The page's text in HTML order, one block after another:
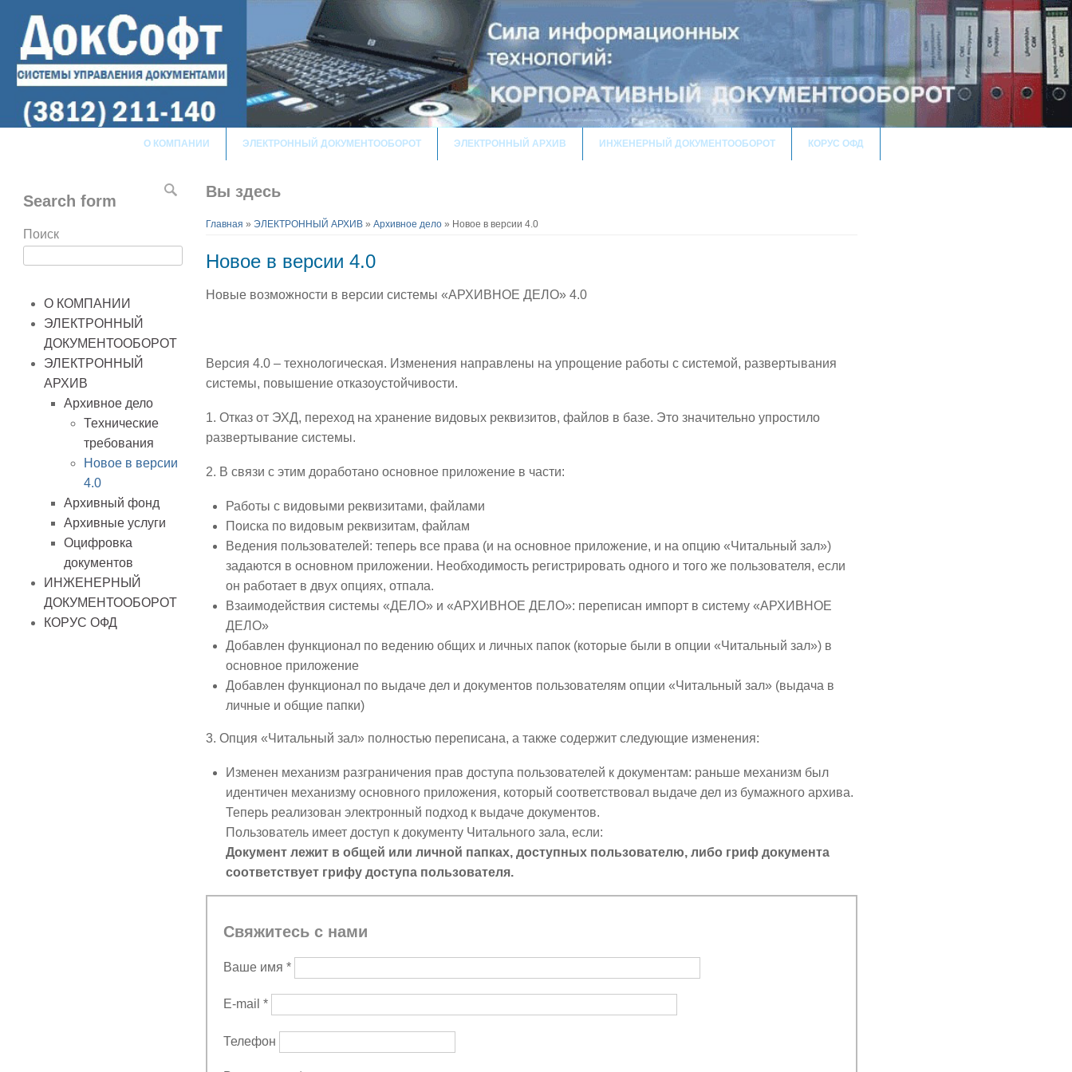
О КОМПАНИИ ЭЛЕКТРОННЫЙ ДОКУМЕНТООБОРОТ ЭЛЕКТРОННЫЙ АРХИВ ИНЖЕНЕРНЫЙ ДОКУМЕНТООБОРОТ КОРУС ОФД
Вы здесь
Главная »ЭЛЕКТРОННЫЙ АРХИВ »Архивное дело » Новое в версии 4.0
Новое в версии 4.0
Новые возможности в версии системы «АРХИВНОЕ ДЕЛО» 4.0
Версия 4.0 – технологическая. Изменения направлены на упрощение работы с системой, развертывания
системы, повышение отказоустойчивости.
1. Отказ от ЭХД, переход на хранение видовых реквизитов, файлов в базе. Это значительно упростило
развертывание системы.
2. В связи с этим доработано основное приложение в части:
Работы с видовыми реквизитами, файлами
Поиска по видовым реквизитам, файлам
Ведения пользователей: теперь все права (и на основное приложение, и на опцию «Читальный зал»)
задаются в основном приложении. Необходимость регистрировать одного и того же пользователя, если
он работает в двух опциях, отпала.
Взаимодействия системы «ДЕЛО» и «АРХИВНОЕ ДЕЛО»: переписан импорт в систему «АРХИВНОЕ
ДЕЛО»
Добавлен функционал по ведению общих и личных папок (которые были в опции «Читальный зал») в
основное приложение
Добавлен функционал по выдаче дел и документов пользователям опции «Читальный зал» (выдача в
личные и общие папки)
3. Опция «Читальный зал» полностью переписана, а также содержит следующие изменения:
Изменен механизм разграничения прав доступа пользователей к документам: раньше механизм был
идентичен механизму основного приложения, который соответствовал выдаче дел из бумажного архива.
Теперь реализован электронный подход к выдаче документов.
Пользователь имеет доступ к документу Читального зала, если:
Документ лежит в общей или личной папках, доступных пользователю, либо гриф документа
соответствует грифу доступа пользователя.
Свяжитесь с нами
Ваше имя*
E-mail*
Телефон
Search form
Поиск
О КОМПАНИИ
ЭЛЕКТРОННЫЙ
ДОКУМЕНТООБОРОТ
ЭЛЕКТРОННЫЙ
АРХИВ
Архивное дело
Технические
требования
Новое в версии
4.0
Архивный фонд
Архивные услуги
Оцифровка
документов
ИНЖЕНЕРНЫЙ
ДОКУМЕНТООБОРОТ
КОРУС ОФД